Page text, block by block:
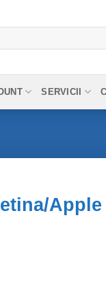
SERVICII